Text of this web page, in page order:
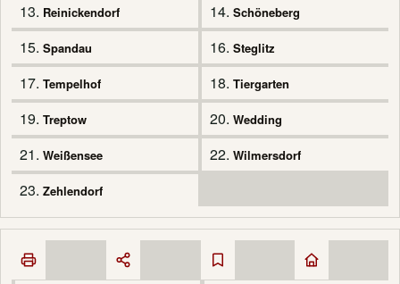
13. Reinickendorf 14. Schöneberg
15. Spandau 16. Steglitz
17. Tempelhof 18. Tiergarten
19. Treptow 20. Wedding
21. Weißensee 22. Wilmersdorf
23. Zehlendorf